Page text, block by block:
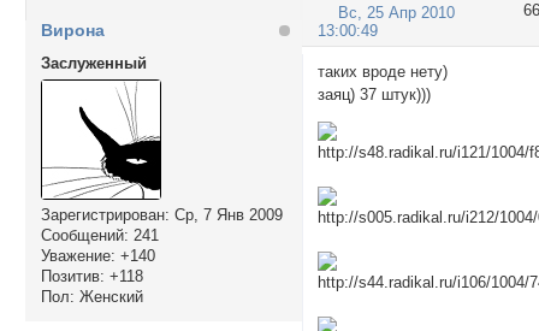
66
Вс, 25 Апр 2010
13:00:49
Вирона
Заслуженный
Зарегистрирован: Ср, 7 Янв 2009
Сообщений: 241
Уважение: +140
Позитив: +118
Пол: Женский
таких вроде нету)
заяц) 37 штук)))